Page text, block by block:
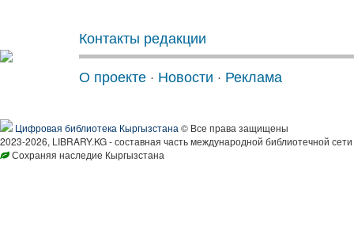
Контакты редакции
О проекте · Новости · Реклама
Цифровая библиотека Кыргызстана © Все права защищены
2023-2026, LIBRARY.KG - составная часть международной библиотечной
Сохраняя наследие Кыргызстана